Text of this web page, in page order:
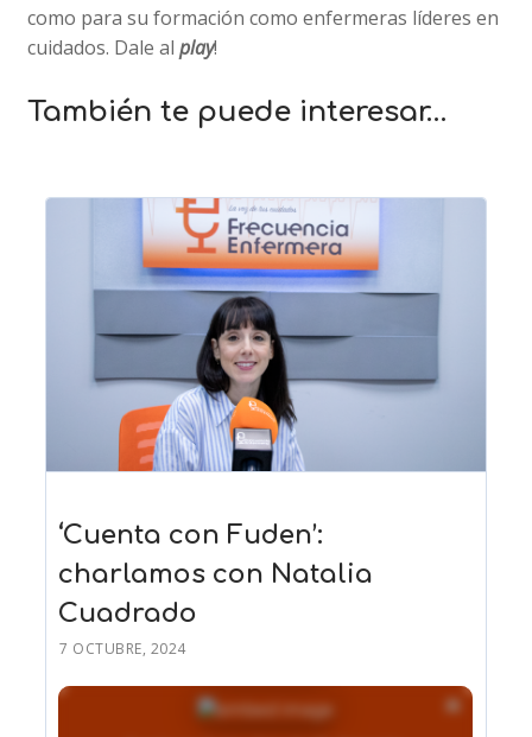
como para su formación como enfermeras líderes en
cuidados. Dale alplay!
También te puede interesar…
‘Cuenta con Fuden’:
charlamos con Natalia
Cuadrado
7 OCTUBRE, 2024